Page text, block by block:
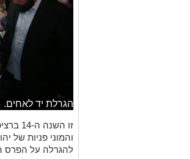
הגרלת יד לאחים.
זו השנה ה-14 ברציפות שבה יד לאחים
והמוני פניות של
להגרלה על הפרס